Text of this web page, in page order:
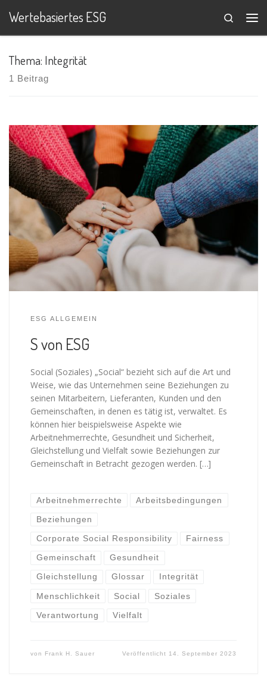
Zum Inhalt springen
Wertebasiertes ESG
Search
Thema: Integrität
1 Beitrag
ESG ALLGEMEIN
S von ESG
Social (Soziales) „Social“ bezieht sich auf die Art und
Weise, wie das Unternehmen seine Beziehungen zu
seinen Mitarbeitern, Lieferanten, Kunden und den
Gemeinschaften, in denen es tätig ist, verwaltet. Es
können hier beispielsweise Aspekte wie
Arbeitnehmerrechte, Gesundheit und Sicherheit,
Gleichstellung und Vielfalt sowie Beziehungen zur
Gemeinschaft in Betracht gezogen werden. […]
Arbeitnehmerrechte Arbeitsbedingungen
Beziehungen
Corporate Social Responsibility Fairness
Gemeinschaft Gesundheit
Gleichstellung Glossar Integrität
Menschlichkeit Social Soziales
Verantwortung Vielfalt
von Frank H. Sauer Veröffentlicht 14. September 2023